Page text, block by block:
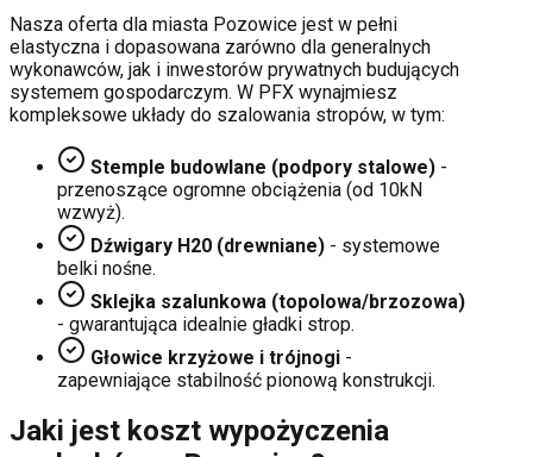
Nasza oferta dla miasta Pozowice jest w pełni
elastyczna i dopasowana zarówno dla generalnych
wykonawców, jak i inwestorów prywatnych budujących
systemem gospodarczym. W PFX wynajmiesz
kompleksowe układy do szalowania stropów, w tym:
Stemple budowlane (podpory stalowe) -
przenoszące ogromne obciążenia (od 10kN
wzwyż).
Dźwigary H20 (drewniane) - systemowe
belki nośne.
Sklejka szalunkowa (topolowa/brzozowa)
- gwarantująca idealnie gładki strop.
Głowice krzyżowe i trójnogi -
zapewniające stabilność pionową konstrukcji.
Jaki jest koszt wypożyczenia